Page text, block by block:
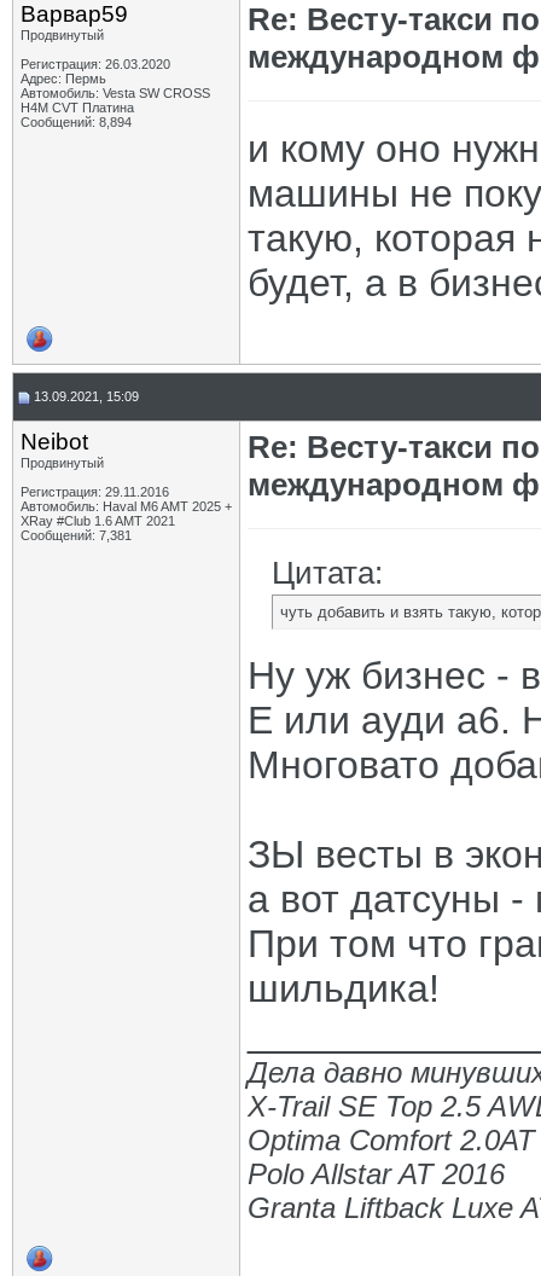
Варвар59
Продвинутый
Регистрация: 26.03.2020
Адрес: Пермь
Автомобиль: Vesta SW CROSS
H4M CVT Платина
Сообщений: 8,894
Re: Весту-такси
международном
и кому оно
машины не
такую, которая
будет, а в
13.09.2021, 15:09
Neibot
Продвинутый
Регистрация: 29.11.2016
Автомобиль: Haval M6 AMT 2025 +
XRay #Club 1.6 AMT 2021
Сообщений: 7,381
Re: Весту-такси
международном
Цитата:
чуть добавить и взять такую,
Ну уж бизнес -
Е или ауди а6.
Многовато
ЗЫ весты в
а вот датсуны
При том что
шильдика!
Дела давно
X-Trail SE Top 2.5
Optima Comfort
Polo Allstar AT 2016
Granta Liftback Luxe